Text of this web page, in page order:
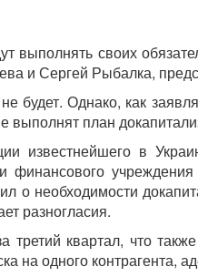
выполнять своих
и Сергей Рыбалка,
Однако, как
выполнят план
известнейшего в
финансового
о необходимости
разногласия.
третий квартал, что
на одного